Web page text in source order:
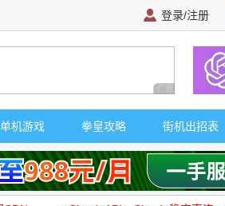
登录/注册
广告 商业广告，
单机游戏 拳皇攻略 街机出招表